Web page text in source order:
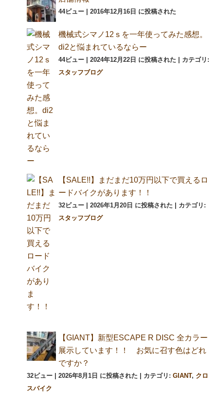
44ビュー 2016年12月16日 に投稿された
機械式シマノ12ｓを一年使ってみた感想。
di2と悩まれているならー
44ビュー 2024年12月22日 に投稿された
カテゴリ:
スタッフブログ
【SALE!!】まだまだ10万円以下で買えるロ
ードバイクがあります！！
32ビュー | 2026年1月20日 に投稿された | カテゴリ:
スタッフブログ
【GIANT】新型ESCAPE R DISC 全カラー
展示しています！！ お気に召す色はどれ
ですか？
32ビュー 2026年8月1日 に投稿された カテゴリ: GIANT, クロ
スバイク